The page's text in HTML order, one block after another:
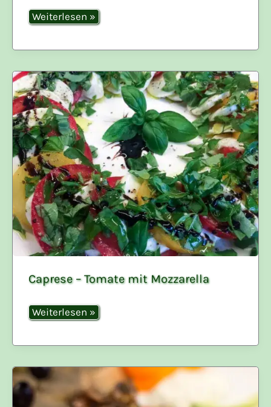
Zitronenrisotto
mit
Garnelen
Weiterlesen »
Caprese – Tomate mit Mozzarella
Caprese
–
Mozzarella
Weiterlesen »